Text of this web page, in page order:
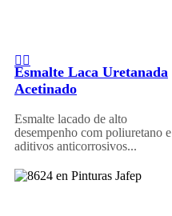
Esmalte Laca Uretanada
Acetinado
Esmalte lacado de alto
desempenho com poliuretano e
aditivos anticorrosivos...